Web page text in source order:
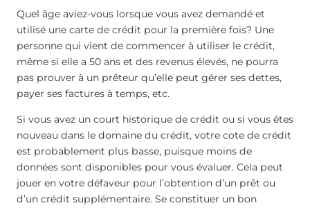
Quel âge aviez-vous lorsque vous avez demandé et
utilisé une carte de crédit pour la première fois? Une
personne qui vient de commencer à utiliser le crédit,
même si elle a 50 ans et des revenus élevés, ne pourra
pas prouver à un prêteur qu’elle peut gérer ses dettes,
payer ses factures à temps, etc.
Si vous avez un court historique de crédit ou si vous êtes
nouveau dans le domaine du crédit, votre cote de crédit
est probablement plus basse, puisque moins de
données sont disponibles pour vous évaluer. Cela peut
jouer en votre défaveur pour l’obtention d’un prêt ou
d’un crédit supplémentaire. Se constituer un bon